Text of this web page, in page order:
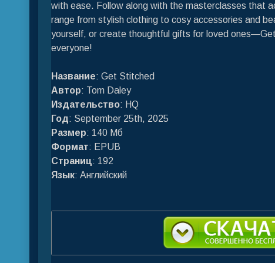
with ease. Follow along with the masterclasses that
range from stylish clothing to cosy accessories and
yourself, or create thoughtful gifts for loved
everyone!
Название: Get Stitched
Автор: Tom Daley
Издательство: HQ
Год: September 25th, 2025
Размер: 140 Мб
Формат: EPUB
Страниц: 192
Язык: Английский